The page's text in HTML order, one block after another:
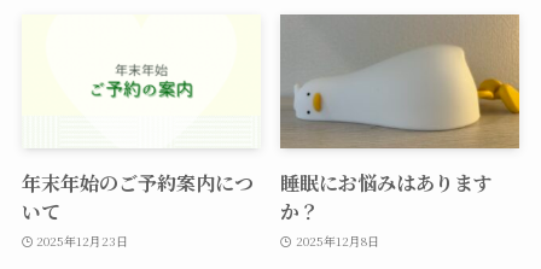
年末年始のご予約案内につ
いて
2025年12月23日
睡眠にお悩みはあります
か？
2025年12月8日